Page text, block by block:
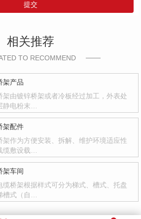
提交
相关推荐
TO RECOMMEND
架产品
架由镀锌桥架或者冷板经过加工，外表处
静电粉末…
架配件
架作为方便安装、拆解、维护环境适应性
缆敷设载…
架车间
缆桥架根据样式可分为梯式、槽式、托盘
槽式（自…